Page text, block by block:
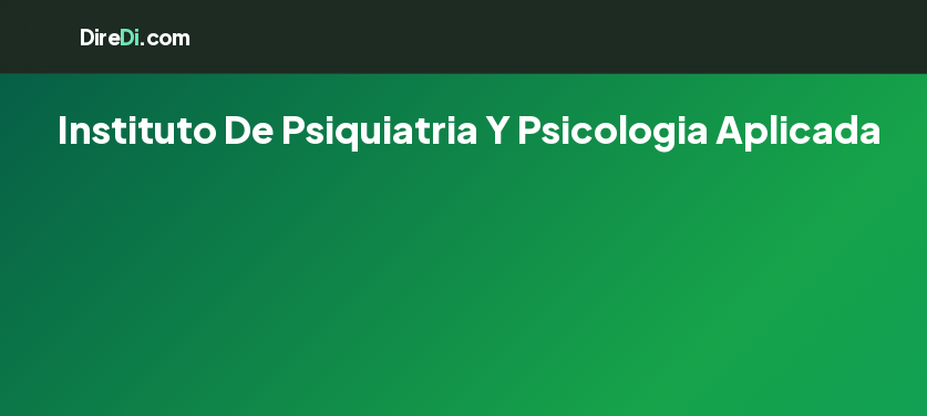
DireDi.com
Instituto De Psiquiatria Y Psicologia Aplicada